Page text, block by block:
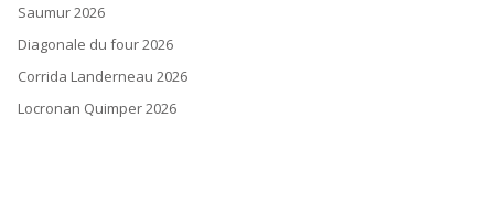
Saumur 2026
Diagonale du four 2026
Corrida Landerneau 2026
Locronan Quimper 2026